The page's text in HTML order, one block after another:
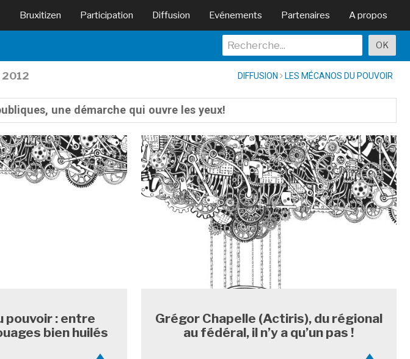
Bruxitizen Participation Diffusion Evénements Partenaires A propos
DIFFUSION LES MÉCANOS DU POUVOIR
une démarche qui ouvre les yeux!
pouvoir : entre
bien huilés
Grégor Chapelle (Actiris), du régional
au fédéral, il n’y a qu’un pas !